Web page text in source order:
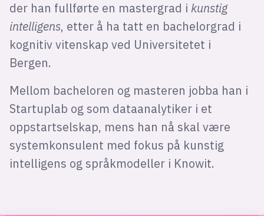
der han fullførte en mastergrad i kunstig
intelligens, etter å ha tatt en bachelorgrad i
kognitiv vitenskap ved Universitetet i
Bergen.
Mellom bacheloren og masteren jobba han i
Startuplab og som dataanalytiker i et
oppstartselskap, mens han nå skal være
systemkonsulent med fokus på kunstig
intelligens og språkmodeller i Knowit.